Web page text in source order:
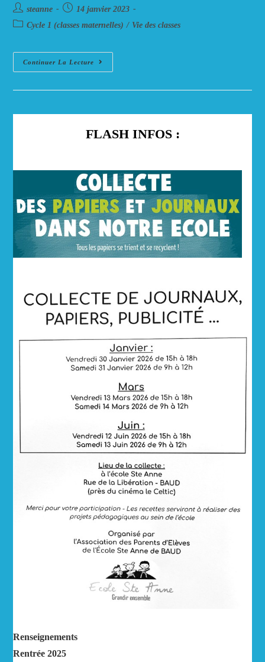
Auteur/autrice
de
steanne
Post
published:
14 janvier 2023
PostCycle 1 (classes maternelles) / Vie des classes
Continuer La Lecture
Les
MS
FLASH INFOS :
Renseignements
Rentrée 2025